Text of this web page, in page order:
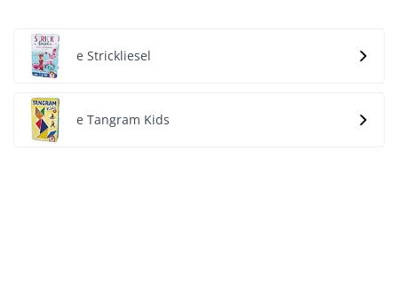
e Strickliesel
e Tangram Kids